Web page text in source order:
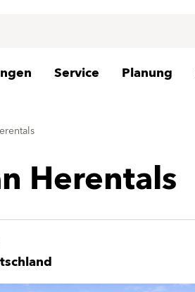
Service Planung
Herentals